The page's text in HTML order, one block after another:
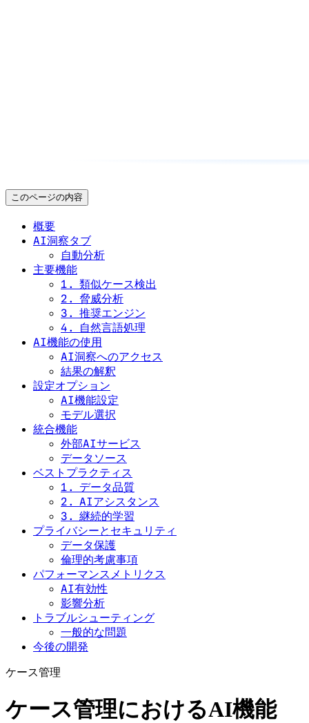
このページの内容
概要
AI洞察タブ
自動分析
主要機能
1. 類似ケース検出
2. 脅威分析
3. 推奨エンジン
4. 自然言語処理
AI機能の使用
AI洞察へのアクセス
結果の解釈
設定オプション
AI機能設定
モデル選択
統合機能
外部AIサービス
データソース
ベストプラクティス
1. データ品質
2. AIアシスタンス
3. 継続的学習
プライバシーとセキュリティ
データ保護
倫理的考慮事項
パフォーマンスメトリクス
AI有効性
影響分析
トラブルシューティング
一般的な問題
今後の開発
ケース管理
ケース管理におけるAI機能